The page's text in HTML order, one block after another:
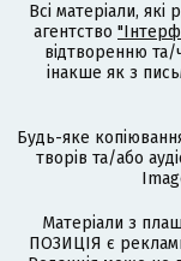
Всі матеріали, які
агентство
відтворенню
інакше як з
Будь-яке
творів та/або
Матеріали з
ПОЗИЦІЯ є